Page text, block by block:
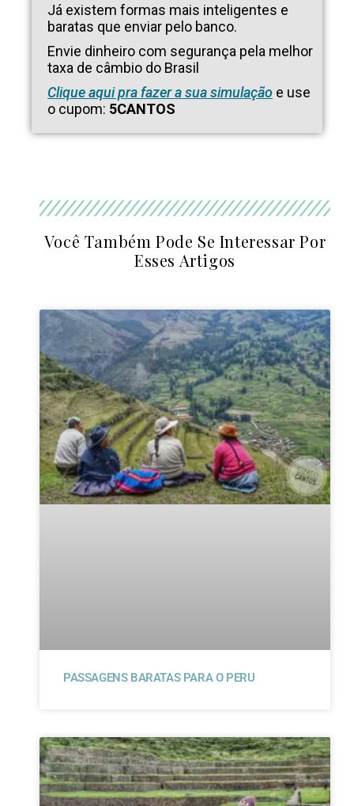
Já existem formas mais inteligentes e
baratas que enviar pelo banco.
Envie dinheiro com segurança pela melhor
taxa de câmbio do Brasil
Clique aqui pra fazer a sua simulação e use
o cupom: 5CANTOS
PASSAGENS BARATAS PARA O PERU
Você Também Pode Se Interessar Por
Esses Artigos